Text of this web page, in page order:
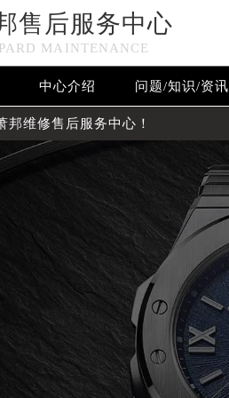
售后服务中心
MAINTENANCE
中心介绍 问题/知识/资讯
邦维修售后服务中心！